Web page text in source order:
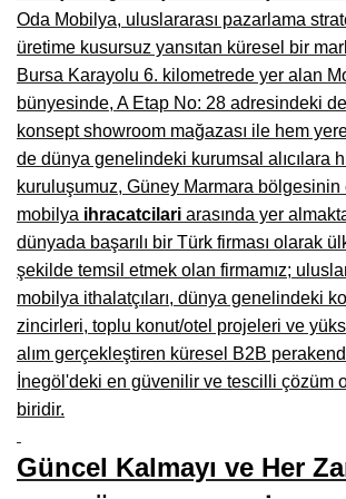
Çanakkale Mobilyacılar, Mobilya Fabrikaları,
Karabağlar Mobilyacıları, Mobilya İmalatçıları,
Aydın Mobilya Mağazaları, Firmaları,
Bilecik Mobilyacılar, Mobilya İmalatçıları,
Çorum Mobilyacılar, Mobilya Mağazaları,
Denizli Mobilyacılar, Mobilya Üreticileri,
Adıyaman Mobilyacılar, Mobilya İmalatçıları,
Ağrı Mobilyacılar, Mobilya İmalatçıları,
Edirne Mobilyacilar, Mobilya İmalatçıları,
Erzincan Mobilyacılar, Mobilya İmalatçıları,
Yozgat Mobilya Mağazaları, İmalatçıları,
Oda Mobilya, uluslararası pazarlama
üretime kusursuz yansıtan küresel bir
Bursa Karayolu 6. kilometrede yer alan
bünyesinde, A Etap No: 28 adresindeki
konsept showroom mağazası ile hem
de dünya genelindeki kurumsal alıcılara
kuruluşumuz, Güney Marmara bölgesinin
mobilya ihracatcilari arasında yer
dünyada başarılı bir Türk firması olarak
şekilde temsil etmek olan firmamız;
mobilya ithalatçıları, dünya genelindeki
zincirleri, toplu konut/otel projeleri ve
alım gerçekleştiren küresel B2B
İnegöl'deki en güvenilir ve tescilli çözüm
biridir.
Güncel Kalmayı ve Her